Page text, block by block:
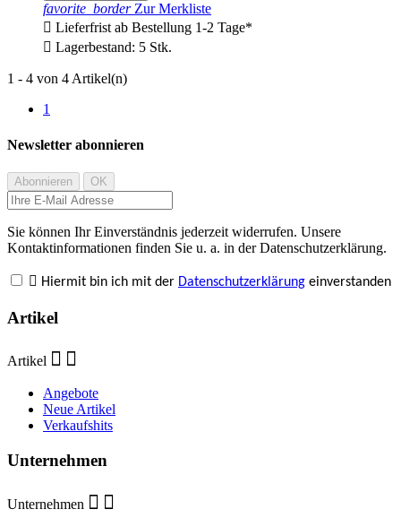
favorite_borderZur Merkliste
 Lieferfrist ab Bestellung 1-2 Tage*
 Lagerbestand: 5 Stk.
1 - 4 von 4 Artikel(n)
1
Newsletter abonnieren
Sie können Ihr Einverständnis jederzeit widerrufen. Unsere
Kontaktinformationen finden Sie u. a. in der Datenschutzerklärung.
 Hiermit bin ich mit der Datenschutzerklärung einverstanden
Artikel
Artikel
Angebote
Neue Artikel
Verkaufshits
Unternehmen
Unternehmen